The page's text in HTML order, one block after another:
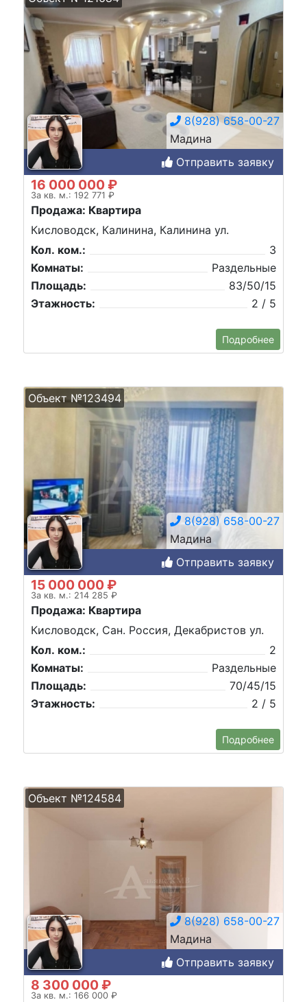
8(928) 658-00-27
Мадина
Отправить заявку
16 000 000 ₽
За кв. м.: 192 771 ₽
Продажа: Квартира
Кисловодск, Калинина, Калинина ул.
Кол. ком.:
3
Комнаты:
Раздельные
Площадь:
83/50/15
Этажность:
2 / 5
Подробнее
Объект №123494
8(928) 658-00-27
Мадина
Отправить заявку
15 000 000 ₽
За кв. м.: 214 285 ₽
Продажа: Квартира
Кисловодск, Сан. Россия, Декабристов ул.
Кол. ком.:
2
Комнаты:
Раздельные
Площадь:
70/45/15
Этажность:
2 / 5
Подробнее
Объект №124584
8(928) 658-00-27
Мадина
Отправить заявку
8 300 000 ₽
За кв. м.: 166 000 ₽